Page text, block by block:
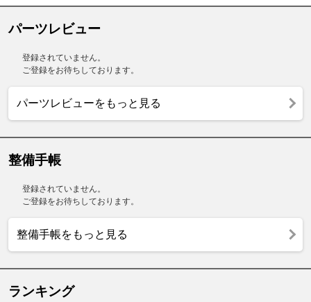
パーツレビュー
登録されていません。
ご登録をお待ちしております。
パーツレビューをもっと見る
整備手帳
登録されていません。
ご登録をお待ちしております。
整備手帳をもっと見る
ランキング